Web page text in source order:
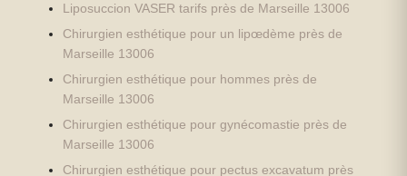
Liposuccion VASER tarifs près de Marseille 13006
Chirurgien esthétique pour un lipœdème près de
Marseille 13006
Chirurgien esthétique pour hommes près de
Marseille 13006
Chirurgien esthétique pour gynécomastie près de
Marseille 13006
Chirurgien esthétique pour pectus excavatum près